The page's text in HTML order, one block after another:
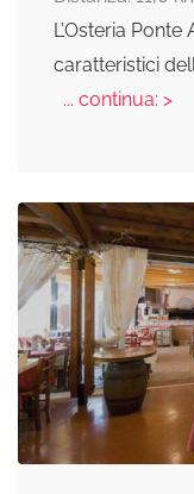
L’Osteria
caratteristici
... continua: >